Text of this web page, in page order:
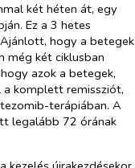
két héten át, egy
Ez a 3 hetes
hogy a betegek
még két ciklusban
azok a betegek,
a komplett remissziót,
terápiában. A
legalább 72 órának